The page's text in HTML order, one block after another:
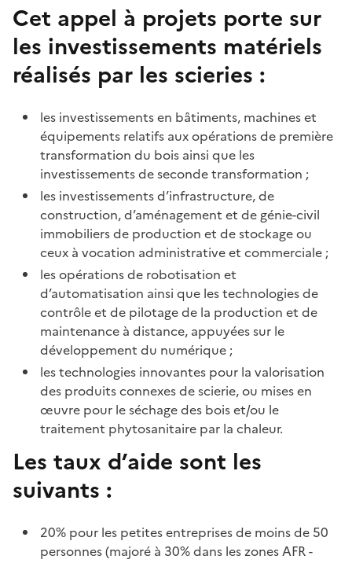
Cet appel à projets porte sur
les investissements matériels
réalisés par les scieries :
les investissements en bâtiments, machines et
équipements relatifs aux opérations de première
transformation du bois ainsi que les
investissements de seconde transformation ;
les investissements d’infrastructure, de
construction, d’aménagement et de génie-civil
immobiliers de production et de stockage ou
ceux à vocation administrative et commerciale ;
les opérations de robotisation et
d’automatisation ainsi que les technologies de
contrôle et de pilotage de la production et de
maintenance à distance, appuyées sur le
développement du numérique ;
les technologies innovantes pour la valorisation
des produits connexes de scierie, ou mises en
œuvre pour le séchage des bois et/ou le
traitement phytosanitaire par la chaleur.
Les taux d’aide sont les
suivants :
20% pour les petites entreprises de moins de 50
personnes (majoré à 30% dans les zones AFR -